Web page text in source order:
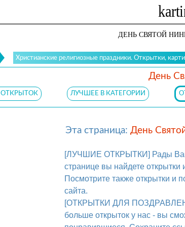
ДЕНЬ СВЯТОЙ
Христианские религиозные праздники. Открытки,
День
ОТКРЫТОК ЛУЧШЕЕ В КАТЕГОРИИ
Эта страница: День
[ЛУЧШИЕ ОТКРЫТКИ] Рады
странице вы найдете открытки
Посмотрите также открытки и
сайта.
[ОТКРЫТКИ ДЛЯ
больше открыток у нас - вы